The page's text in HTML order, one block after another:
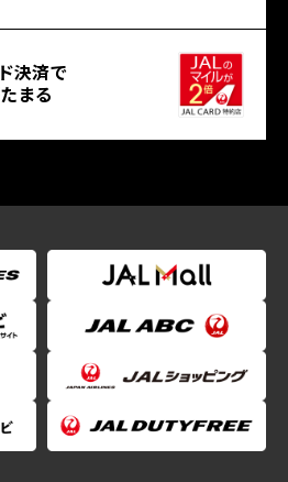
決済で
まる